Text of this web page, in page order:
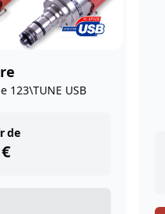
123\TUNE USB
de
€